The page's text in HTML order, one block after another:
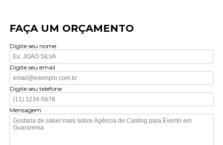
FAÇA UM ORÇAMENTO
Digite seu nome
Digite seu email
Digite seu telefone
Mensagem